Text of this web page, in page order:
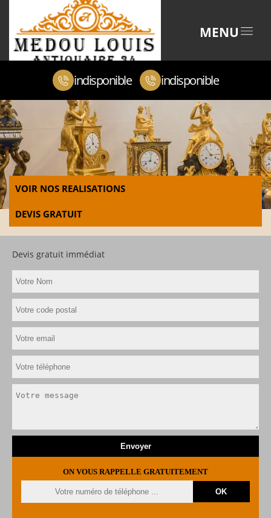
MENU
indisponible indisponible
VOIR NOS REALISATIONS
DEVIS GRATUIT
Devis gratuit immédiat
ON VOUS RAPPELLE GRATUITEMENT